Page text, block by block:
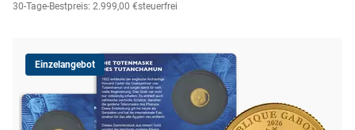
30-Tage-Bestpreis: 2.999,00 €steuerfrei
Einzelangebot